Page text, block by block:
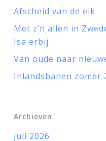
Afscheid van de eik
Met z’n allen in
Isa erbij
Van oude naar
Inlandsbanen zomer
Archieven
juli 2026